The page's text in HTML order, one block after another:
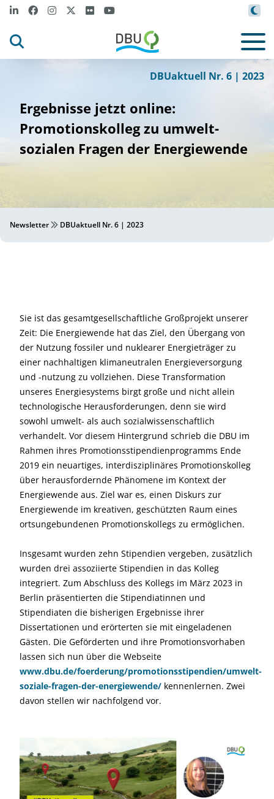
Canva_
to
czykbar
tek von get
t
y i
DBUaktuell Nr. 6 | 2023
Ergebnisse jetzt online:
Promotionskolleg zu umwelt-
sozialen Fragen der Energiewende
Newsletter DBUaktuell Nr. 6 | 2023
Sie ist das gesamtgesellschaftliche Großprojekt unserer
Zeit: Die Energiewende hat das Ziel, den Übergang von
der Nutzung fossiler und nuklearer Energieträger zu
einer nachhaltigen klimaneutralen Energieversorgung
und -nutzung zu vollziehen. Diese Transformation
unseres Energiesystems birgt große und nicht allein
technologische Herausforderungen, denn sie wird
sowohl umwelt- als auch sozialwissenschaftlich
verhandelt. Vor diesem Hintergrund schrieb die DBU im
Rahmen ihres Promotionsstipendienprogramms Ende
2019 ein neuartiges, interdisziplinäres Promotionskolleg
über herausfordernde Phänomene im Kontext der
Energiewende aus. Ziel war es, einen Diskurs zur
Energiewende im kreativen, geschützten Raum eines
ortsungebundenen Promotionskollegs zu ermöglichen.
Insgesamt wurden zehn Stipendien vergeben, zusätzlich
wurden drei assoziierte Stipendien in das Kolleg
integriert. Zum Abschluss des Kollegs im März 2023 in
Berlin präsentierten die Stipendiatinnen und
Stipendiaten die bisherigen Ergebnisse ihrer
Dissertationen und erörterten sie mit eingeladenen
Gästen. Die Geförderten und ihre Promotionsvorhaben
lassen sich nun über die Webseite
www.dbu.de/foerderung/promotionsstipendien/umwelt-
soziale-fragen-der-energiewende/ kennenlernen. Zwei
davon stellen wir nachfolgend vor.